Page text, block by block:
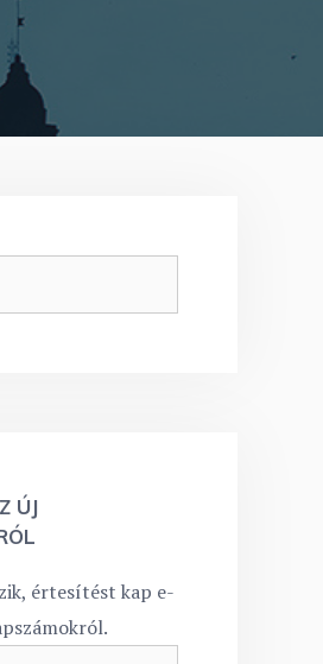
ÚJ
értesítést kap e-